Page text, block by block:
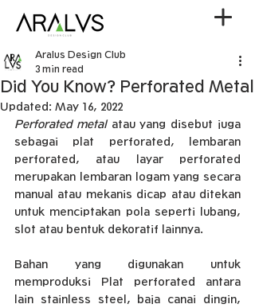
Did You Know? Perforated Metal
Aralus Design Club
3 min read
Updated: May 16, 2022
Perforated metal atau yang disebut juga
sebagai plat perforated, lembaran
perforated, atau layar perforated
merupakan lembaran logam yang secara
manual atau mekanis dicap atau ditekan
untuk menciptakan pola seperti lubang,
slot atau bentuk dekoratif lainnya.
Bahan yang digunakan untuk
memproduksi Plat perforated antara
lain stainless steel, baja canai dingin,